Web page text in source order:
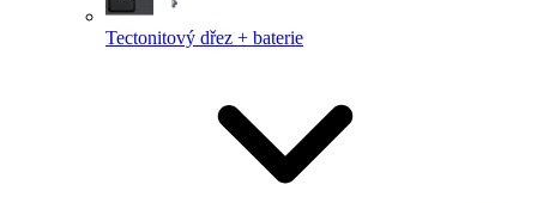
Tectonitový dřez + baterie